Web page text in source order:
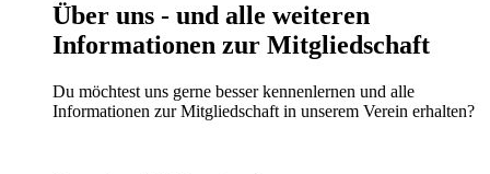
Über uns - und alle weiteren
Informationen zur Mitgliedschaft
Du möchtest uns gerne besser kennenlernen und alle
Informationen zur Mitgliedschaft in unserem Verein erhalten?